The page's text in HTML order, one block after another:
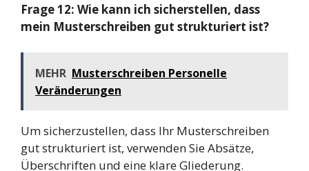
Frage 12: Wie kann ich sicherstellen, dass
mein Musterschreiben gut strukturiert ist?
MEHR Musterschreiben Personelle
Veränderungen
Um sicherzustellen, dass Ihr Musterschreiben
gut strukturiert ist, verwenden Sie Absätze,
Überschriften und eine klare Gliederung.